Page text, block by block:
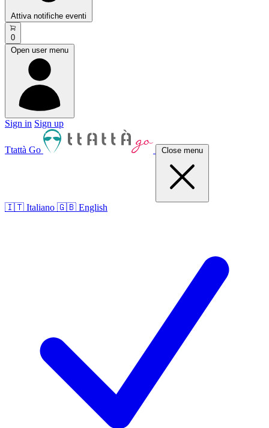
Attiva notifiche eventi
0
Open user menu
Sign in Sign up
Ttattà Go Close menu
🇮🇹 Italiano 🇬🇧 English